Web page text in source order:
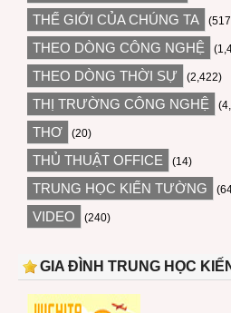
THẾ GIỚI CỦA CHÚNG TA
THEO DÒNG CÔNG NGHỆ
THEO DÒNG THỜI SỰ (2,422)
THỊ TRƯỜNG CÔNG NGHỆ
THƠ (20)
THỦ THUẬT OFFICE (14)
TRUNG HỌC KIẾN TƯỜNG
VIDEO (240)
GIA ĐÌNH TRUNG HỌC